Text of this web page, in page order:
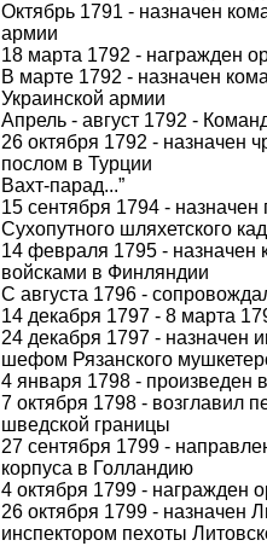
Октябрь 1791 - назначен
армии
18 марта 1792 - награжден
В марте 1792 - назначен
Украинской армии
Апрель - август 1792 -
26 октября 1792 -
послом в Турции
Вахт-парад...”
15 сентября 1794 -
Сухопутного шляхетского
14 февраля 1795 -
войсками в Финляндии
С августа 1796 -
14 декабря 1797 - 8 марта
24 декабря 1797 - назначен
шефом Рязанского
4 января 1798 - произведен
7 октября 1798 - возглавил
шведской границы
27 сентября 1799 -
корпуса в Голландию
4 октября 1799 - награжден
26 октября 1799 - назначен
инспектором пехоты